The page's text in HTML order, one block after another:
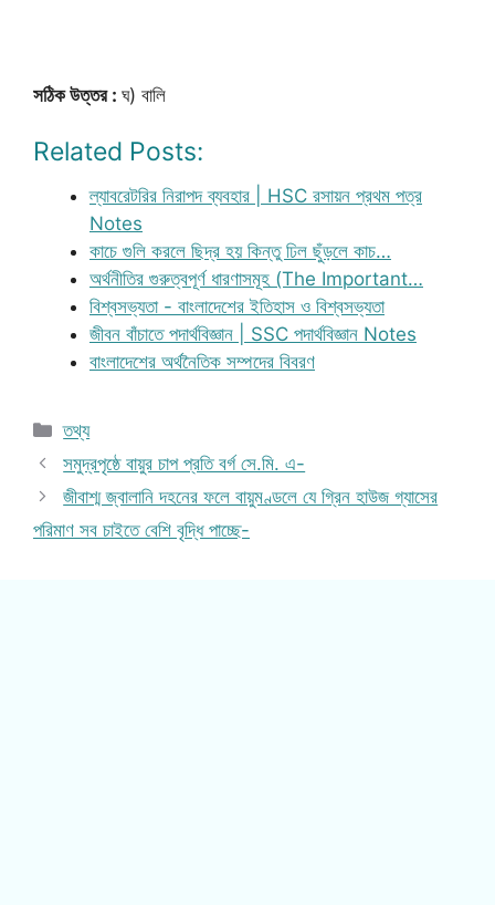
সঠিক উত্তর : ঘ) বালি
Related Posts:
ল্যাবরেটরির নিরাপদ ব্যবহার | HSC রসায়ন প্রথম পত্র
Notes
কাচে গুলি করলে ছিদ্র হয় কিন্তু ঢিল ছুঁড়লে কাচ…
অর্থনীতির গুরুত্বপূর্ণ ধারণাসমূহ (The Important…
বিশ্বসভ্যতা - বাংলাদেশের ইতিহাস ও বিশ্বসভ্যতা
জীবন বাঁচাতে পদার্থবিজ্ঞান | SSC পদার্থবিজ্ঞান Notes
বাংলাদেশের অর্থনৈতিক সম্পদের বিবরণ
Categories
তথ্য
সমুদ্রপৃষ্ঠে বায়ুর চাপ প্রতি বর্গ সে.মি. এ-
জীবাশ্ম জ্বালানি দহনের ফলে বায়ুমণ্ডলে যে গ্রিন হাউজ গ্যাসের
পরিমাণ সব চাইতে বেশি বৃদ্ধি পাচ্ছে-